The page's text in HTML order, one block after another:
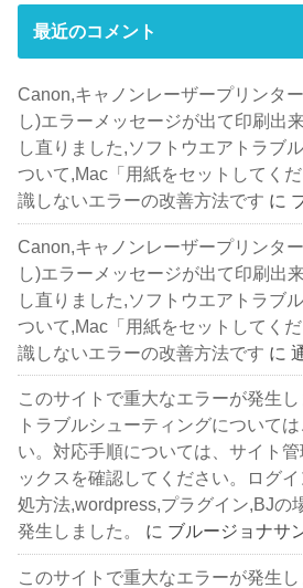
最近のコメント
Canon,キャノンレーザープリンタ
し)エラーメッセージが出て印刷出
し直りました,ソフトウエアトラブ
ついて,Mac「用紙をセットしてく
識しないエラーの改善方法です に
Canon,キャノンレーザープリンタ
し)エラーメッセージが出て印刷出
し直りました,ソフトウエアトラブ
ついて,Mac「用紙をセットしてく
識しないエラーの改善方法です に
このサイトで重大なエラーが発生
トラブルシューティングについて
い。対応手順については、サイト
ックスを確認してください。ログ
処方法,wordpress,プラグイン,BJの
発生しました。
に ブルージョナサ
このサイトで重大なエラーが発生